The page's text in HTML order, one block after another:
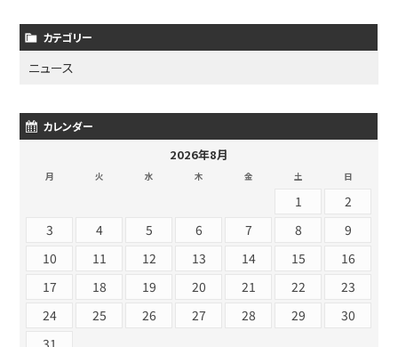
カテゴリー
ニュース
カレンダー
2026年8月
月 火 水 木 金 土 日
1
2
3
4 5 6 7 8
9
10
11 12 13 14 15
16
17
18 19 20 21 22
23
24
25 26 27 28 29
30